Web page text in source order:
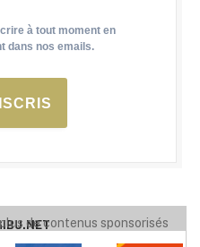
à tout moment en
dans nos emails.
de contenus sponsorisés